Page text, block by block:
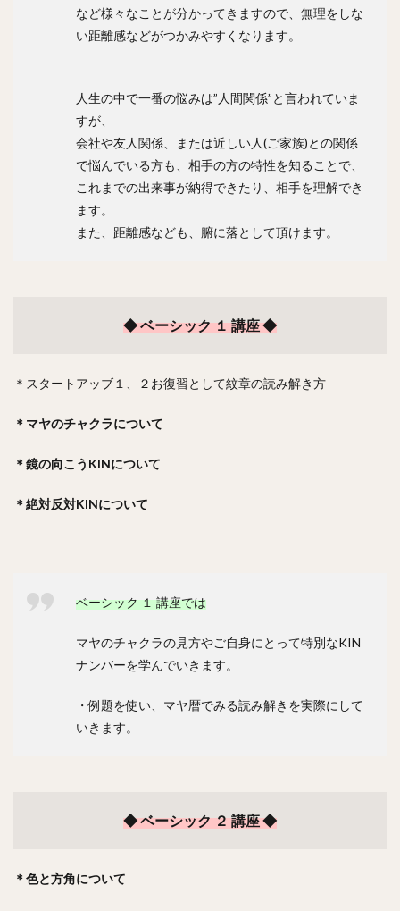
など様々なことが分かってきますので、無理をしな
い距離感などがつかみやすくなります。
人生の中で一番の悩みは”人間関係”と言われていま
すが、
会社や友人関係、または近しい人(ご家族)との関係
で悩んでいる方も、相手の方の特性を知ることで、
これまでの出来事が納得できたり、相手を理解でき
ます。
また、距離感なども、腑に落として頂けます。
◆ ベーシック １ 講座 ◆
＊スタートアッブ１、２お復習として紋章の読み解き方
＊マヤのチャクラについて
＊鏡の向こうKINについて
＊絶対反対KINについて
ベーシック １ 講座では
マヤのチャクラの見方やご自身にとって特別なKIN
ナンバーを学んでいきます。
・例題を使い、マヤ暦でみる読み解きを実際にして
いきます。
◆ ベーシック ２ 講座 ◆
＊色と方角について